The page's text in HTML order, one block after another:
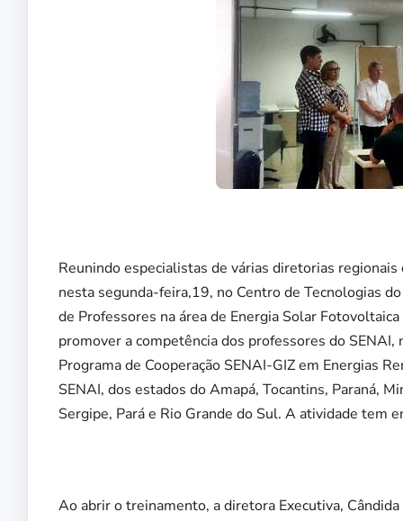
Reunindo especialistas de várias diretorias
nesta segunda-feira,19, no Centro de Tecnologias
de Professores na área de Energia Solar
promover a competência dos professores do
Programa de Cooperação SENAI-GIZ em Energias
SENAI, dos estados do Amapá, Tocantins, Paraná,
Sergipe, Pará e Rio Grande do Sul. A atividade tem
Ao abrir o treinamento, a diretora Executiva,